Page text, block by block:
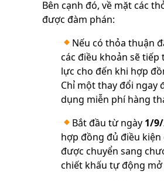
Bên cạnh đó, về mặt các
được đàm phán:
Nếu có thỏa thuận
các điều khoản sẽ tiếp
lực cho đến khi hợp
Chỉ một thay đổi ngay
dụng miễn phí hàng
Bắt đầu từ ngày 1/
hợp đồng đủ điều kiện
được chuyển sang
chiết khấu tự động